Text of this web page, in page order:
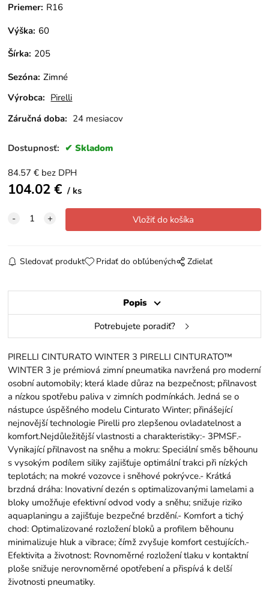
Priemer: R16
Výška: 60
Šírka: 205
Sezóna: Zimné
Výrobca: Pirelli
Záručná doba: 24 mesiacov
Dostupnosť: Skladom
84.57 € bez DPH
104.02€ ks
Sledovať produkt Pridať do obľúbených Zdielať
Popis
Potrebujete poradiť?
PIRELLI CINTURATO WINTER 3 PIRELLI CINTURATO™
WINTER 3 je prémiová zimní pneumatika navržená pro moderní
osobní automobily; která klade důraz na bezpečnost; přilnavost
a nízkou spotřebu paliva v zimních podmínkách. Jedná se o
nástupce úspěšného modelu Cinturato Winter; přinášející
nejnovější technologie Pirelli pro zlepšenou ovladatelnost a
komfort.Nejdůležitější vlastnosti a charakteristiky:- 3PMSF.-
Vynikající přilnavost na sněhu a mokru: Speciální směs běhounu
s vysokým podílem siliky zajišťuje optimální trakci při nízkých
teplotách; na mokré vozovce i sněhové pokrývce.- Krátká
brzdná dráha: Inovativní dezén s optimalizovanými lamelami a
bloky umožňuje efektivní odvod vody a sněhu; snižuje riziko
aquaplaningu a zajišťuje bezpečné brzdění.- Komfort a tichý
chod: Optimalizované rozložení bloků a profilem běhounu
minimalizuje hluk a vibrace; čímž zvyšuje komfort cestujících.-
Efektivita a životnost: Rovnoměrné rozložení tlaku v kontaktní
ploše snižuje nerovnoměrné opotřebení a přispívá k delší
životnosti pneumatiky.